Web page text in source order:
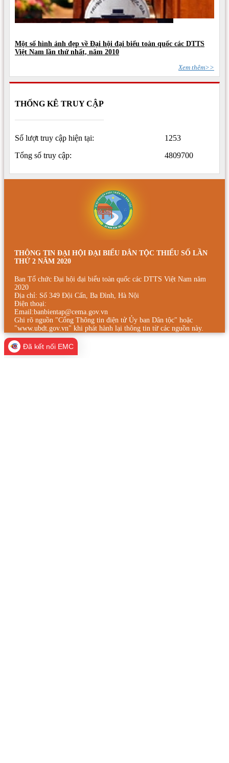
Một số hình ảnh đẹp về Đại hội đại biểu toàn quốc các DTTS
Việt Nam lần thứ nhất, năm 2010
Xem thêm>>
THỐNG KÊ TRUY CẬP
Số lượt truy cập hiện tại:
1253
Tổng số truy cập:
4809700
THÔNG TIN ĐẠI HỘI ĐẠI BIỂU DÂN TỘC THIỂU SỐ LẦN
THỨ 2 NĂM 2020
Ban Tổ chức Đại hội đại biểu toàn quốc các DTTS Việt Nam năm
2020
Địa chỉ: Số 349 Đội Cấn, Ba Đình, Hà Nội
Điện thoại:
Email:banbientap@cema.gov.vn
Ghi rõ nguồn "Cổng Thông tin điện tử Ủy ban Dân tộc" hoặc
"www.ubdt.gov.vn" khi phát hành lại thông tin từ các nguồn này.
Đã kết nối EMC